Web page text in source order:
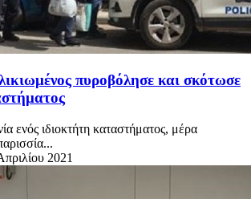
πυροβόλησε και σκότωσε
ενός ιδιοκτήτη καταστήματος, μέρα
2021